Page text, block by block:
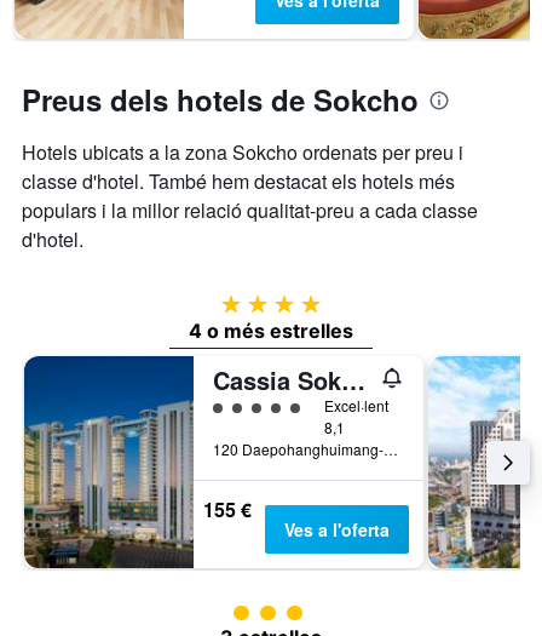
Preus dels hotels de Sokcho
Hotels ubicats a la zona Sokcho ordenats per preu i
classe d'hotel. També hem destacat els hotels més
populars i la millor relació qualitat-preu a cada classe
d'hotel.
4 estrelles
4 o més estrelles
Cassia Sokcho
Categoria 5
Excel·lent
8,1
120 Daepohanghuimang-Gil, Sokcho, Corea del Sud
155 €
Ves a l'oferta
Categoria 3